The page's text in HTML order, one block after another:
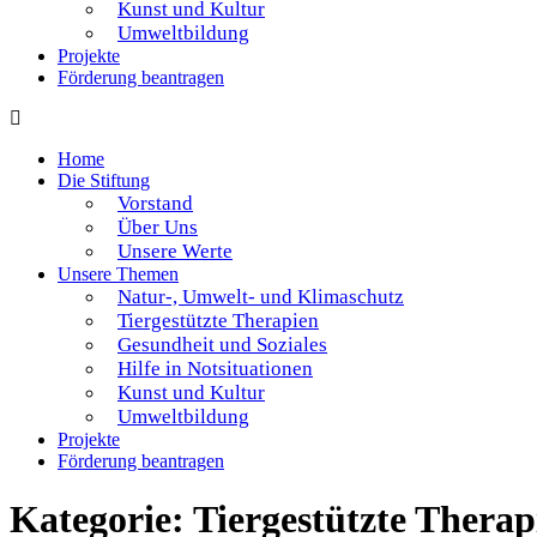
Kunst und Kultur
Umweltbildung
Projekte
Förderung beantragen
Home
Die Stiftung
Vorstand
Über Uns
Unsere Werte
Unsere Themen
Natur-, Umwelt- und Klimaschutz
Tiergestützte Therapien
Gesundheit und Soziales
Hilfe in Notsituationen
Kunst und Kultur
Umweltbildung
Projekte
Förderung beantragen
Kategorie: Tiergestützte